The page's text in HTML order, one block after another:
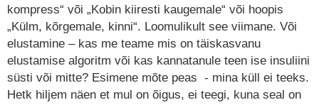
kompress“ või „Kobin kiiresti kaugemale“ või hoopis
„Külm, kõrgemale, kinni“. Loomulikult see viimane. Või
elustamine – kas me teame mis on täiskasvanu
elustamise algoritm või kas kannatanule teen ise insuliini
süsti või mitte? Esimene mõte peas - mina küll ei teeks.
Hetk hiljem näen et mul on õigus, ei teegi, kuna seal on